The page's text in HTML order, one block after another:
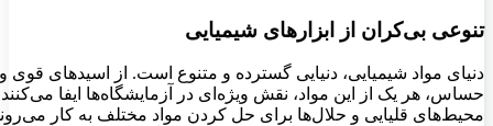
تنوعی بی‌کران از ابزارهای شیمیایی
دنیای مواد شیمیایی، دنیایی گسترده و متنوع است. از اسیدهای
حساس، هر یک از این مواد، نقش ویژه‌ای در آزمایشگاه‌ها ایفا
محیط‌های قلیایی و حلال‌ها برای حل کردن مواد مختلف به کار